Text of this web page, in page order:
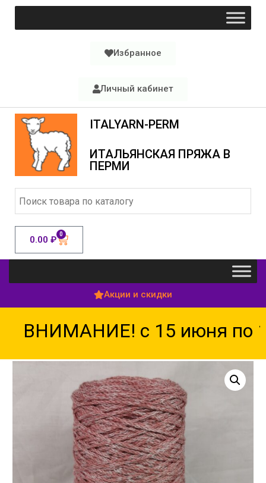
Избранное
Личный кабинет
ITALYARN-PERM
ИТАЛЬЯНСКАЯ ПРЯЖА В
ПЕРМИ
0.00 ₽ 0
Акции и скидки
ВНИМАНИЕ! с 15 июня по